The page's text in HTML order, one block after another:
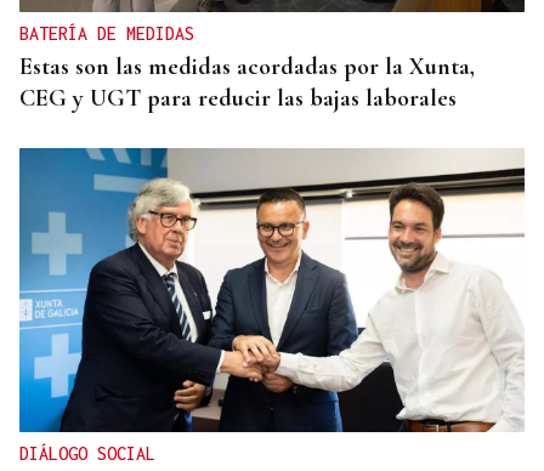
BATERÍA DE MEDIDAS
Estas son las medidas acordadas por la Xunta,
CEG y UGT para reducir las bajas laborales
DIÁLOGO SOCIAL